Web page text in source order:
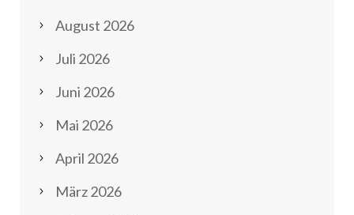
August 2026
Juli 2026
Juni 2026
Mai 2026
April 2026
März 2026